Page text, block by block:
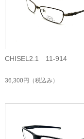
CHISEL2.1 11-914
36,300円 （税込み）